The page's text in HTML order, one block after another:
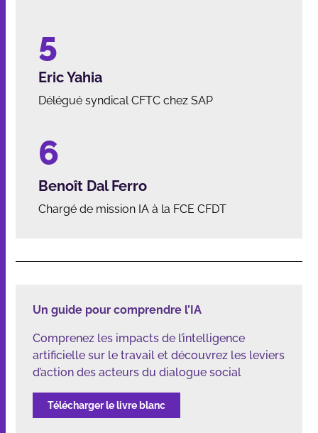
Eric Yahia
Délégué syndical CFTC chez SAP
Benoît Dal Ferro
Chargé de mission IA à la FCE CFDT
Un guide pour comprendre l’IA
Comprenez les impacts de l’intelligence
artificielle sur le travail et découvrez les leviers
d’action des acteurs du dialogue social
Télécharger le livre blanc